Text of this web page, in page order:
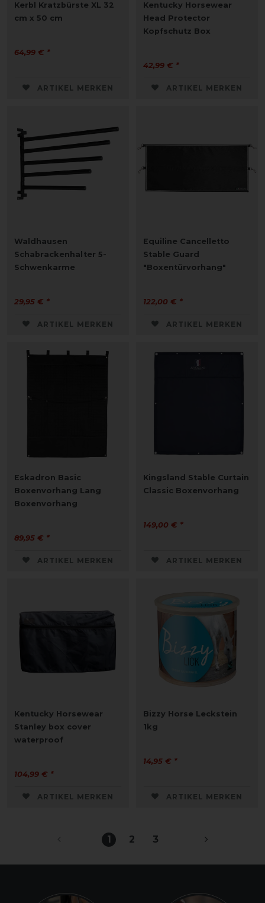
Kerbl Kratzbürste XL 32
cm x 50 cm
64,99 € *
ARTIKEL MERKEN
Kentucky Horsewear
Head Protector
Kopfschutz Box
42,99 € *
ARTIKEL MERKEN
Waldhausen
Schabrackenhalter 5-
Schwenkarme
29,95 € *
ARTIKEL MERKEN
Equiline Cancelletto
Stable Guard
"Boxentürvorhang"
122,00 € *
ARTIKEL MERKEN
Eskadron Basic
Boxenvorhang Lang
Boxenvorhang
89,95 € *
ARTIKEL MERKEN
Kingsland Stable Curtain
Classic Boxenvorhang
149,00 € *
ARTIKEL MERKEN
Kentucky Horsewear
Stanley box cover
waterproof
104,99 € *
ARTIKEL MERKEN
Bizzy Horse Leckstein
1kg
14,95 € *
ARTIKEL MERKEN
1 2 3